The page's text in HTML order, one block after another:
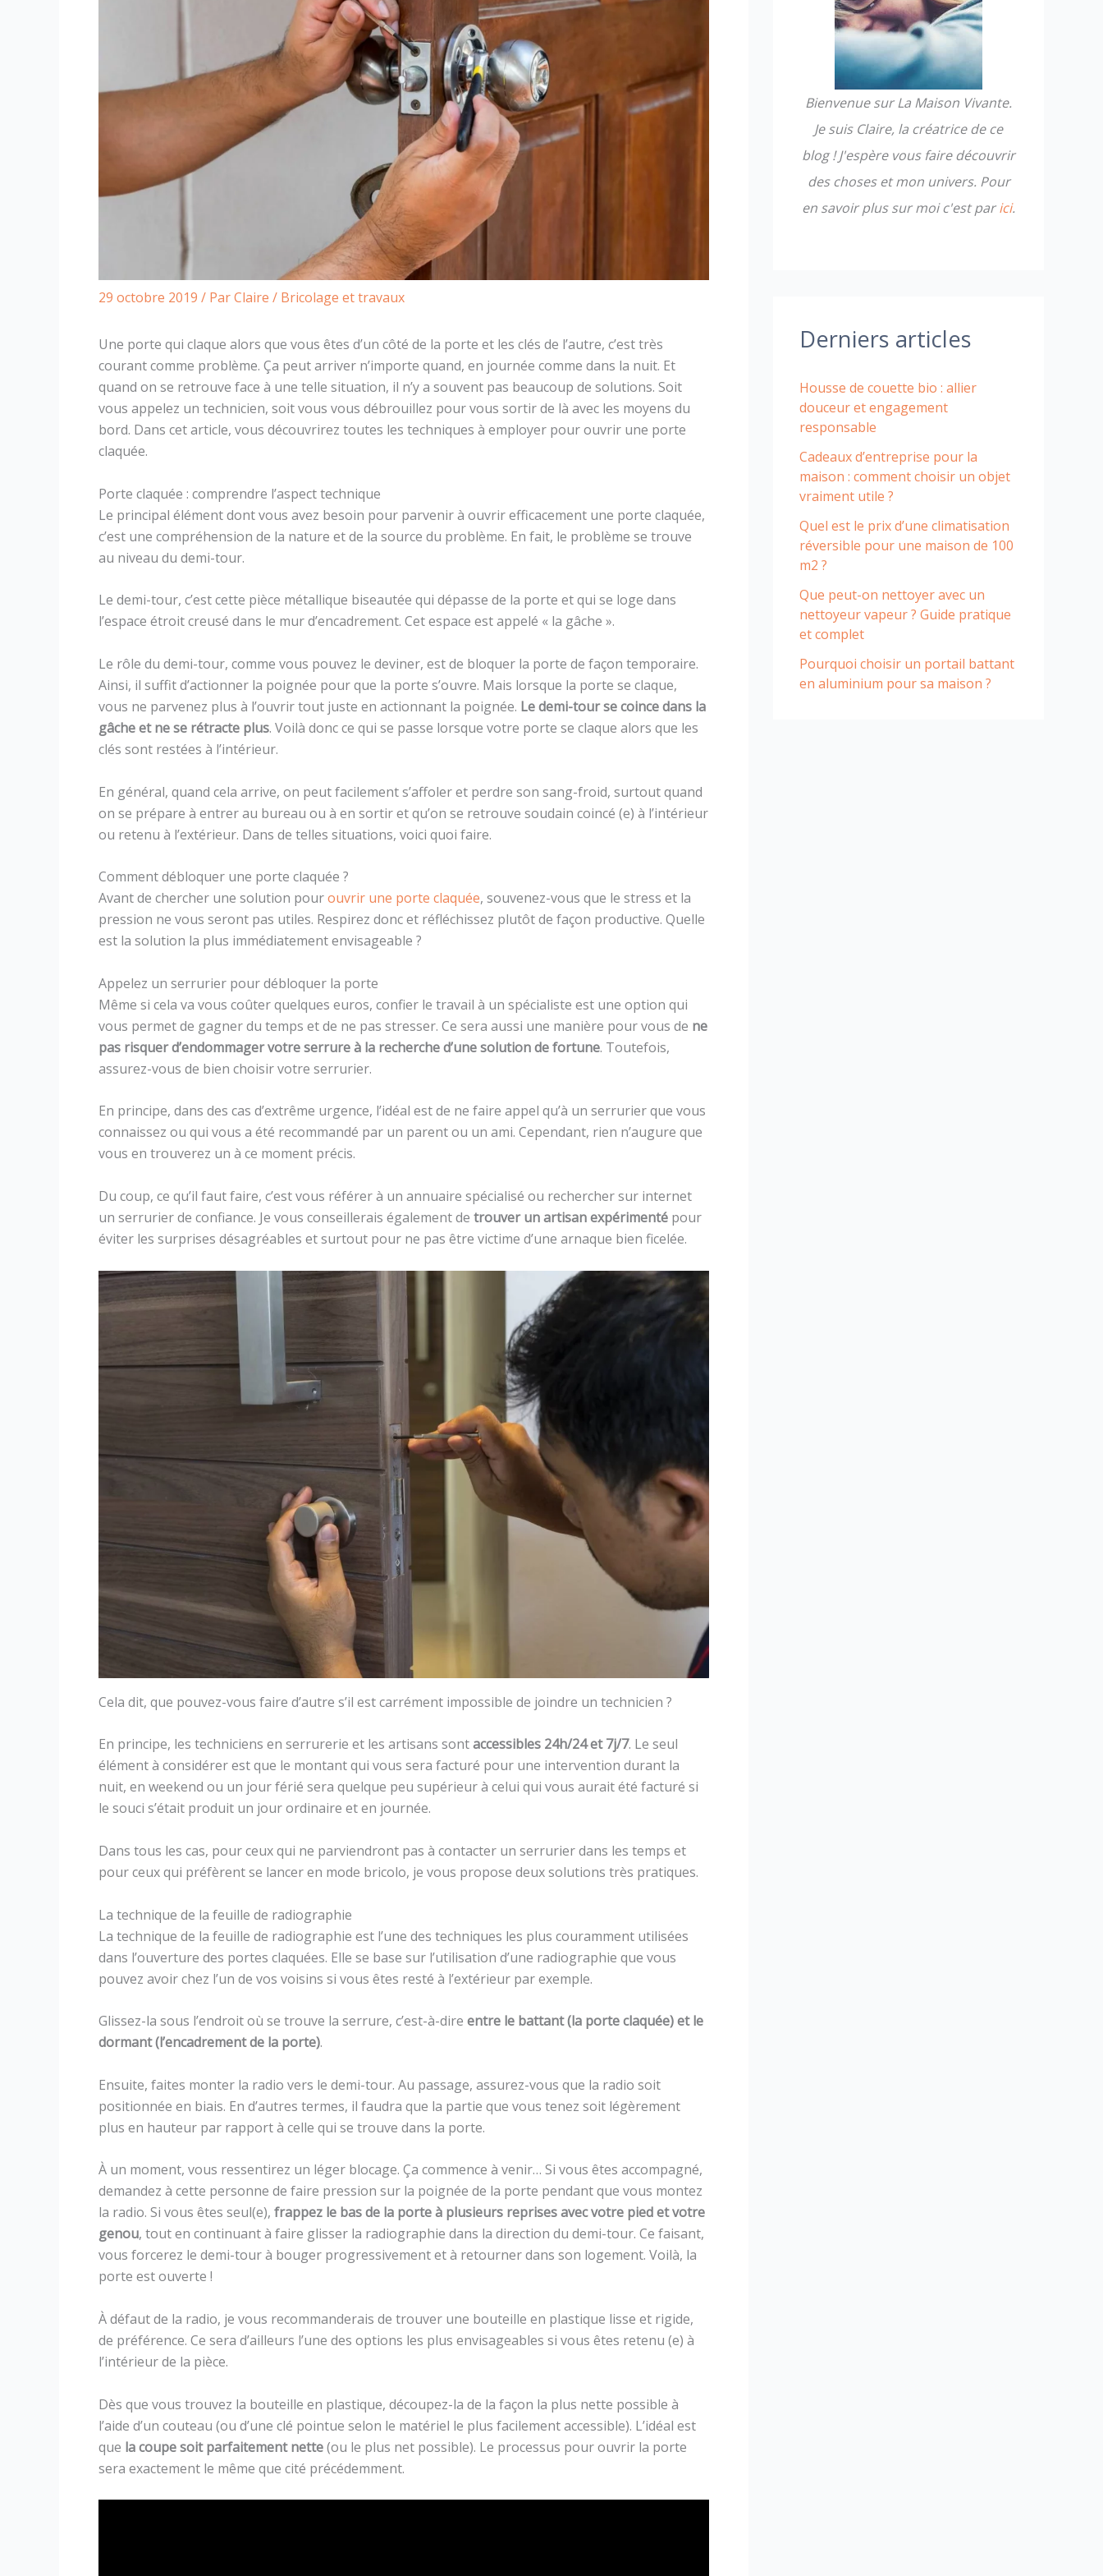
29 octobre 2019 / ParClaire / Bricolage et travaux
Une porte qui claque alors que vous êtes d’un côté de la porte et les clés de l’autre, c’est très
courant comme problème. Ça peut arriver n’importe quand, en journée comme dans la nuit. Et
quand on se retrouve face à une telle situation, il n’y a souvent pas beaucoup de solutions. Soit
vous appelez un technicien, soit vous vous débrouillez pour vous sortir de là avec les moyens du
bord. Dans cet article, vous découvrirez toutes les techniques à employer pour ouvrir une porte
claquée.
Porte claquée : comprendre l’aspect technique
Le principal élément dont vous avez besoin pour parvenir à ouvrir efficacement une porte claquée,
c’est une compréhension de la nature et de la source du problème. En fait, le problème se trouve
au niveau du demi-tour.
Le demi-tour, c’est cette pièce métallique biseautée qui dépasse de la porte et qui se loge dans
l’espace étroit creusé dans le mur d’encadrement. Cet espace est appelé « la gâche ».
Le rôle du demi-tour, comme vous pouvez le deviner, est de bloquer la porte de façon temporaire.
Ainsi, il suffit d’actionner la poignée pour que la porte s’ouvre. Mais lorsque la porte se claque,
vous ne parvenez plus à l’ouvrir tout juste en actionnant la poignée. Le demi-tour se coince dans la
gâche et ne se rétracte plus. Voilà donc ce qui se passe lorsque votre porte se claque alors que les
clés sont restées à l’intérieur.
En général, quand cela arrive, on peut facilement s’affoler et perdre son sang-froid, surtout quand
on se prépare à entrer au bureau ou à en sortir et qu’on se retrouve soudain coincé (e) à l’intérieur
ou retenu à l’extérieur. Dans de telles situations, voici quoi faire.
Comment débloquer une porte claquée ?
Avant de chercher une solution pourouvrir une porte claquée, souvenez-vous que le stress et la
pression ne vous seront pas utiles. Respirez donc et réfléchissez plutôt de façon productive. Quelle
est la solution la plus immédiatement envisageable ?
Appelez un serrurier pour débloquer la porte
Même si cela va vous coûter quelques euros, confier le travail à un spécialiste est une option qui
vous permet de gagner du temps et de ne pas stresser. Ce sera aussi une manière pour vous de ne
pas risquer d’endommager votre serrure à la recherche d’une solution de fortune. Toutefois,
assurez-vous de bien choisir votre serrurier.
En principe, dans des cas d’extrême urgence, l’idéal est de ne faire appel qu’à un serrurier que vous
connaissez ou qui vous a été recommandé par un parent ou un ami. Cependant, rien n’augure que
vous en trouverez un à ce moment précis.
Du coup, ce qu’il faut faire, c’est vous référer à un annuaire spécialisé ou rechercher sur internet
un serrurier de confiance. Je vous conseillerais également de trouver un artisan expérimenté pour
éviter les surprises désagréables et surtout pour ne pas être victime d’une arnaque bien ficelée.
Cela dit, que pouvez-vous faire d’autre s’il est carrément impossible de joindre un technicien ?
En principe, les techniciens en serrurerie et les artisans sontaccessibles 24h/24 et 7j/7. Le seul
élément à considérer est que le montant qui vous sera facturé pour une intervention durant la
nuit, en weekend ou un jour férié sera quelque peu supérieur à celui qui vous aurait été facturé si
le souci s’était produit un jour ordinaire et en journée.
Dans tous les cas, pour ceux qui ne parviendront pas à contacter un serrurier dans les temps et
pour ceux qui préfèrent se lancer en mode bricolo, je vous propose deux solutions très pratiques.
La technique de la feuille de radiographie
La technique de la feuille de radiographie est l’une des techniques les plus couramment utilisées
dans l’ouverture des portes claquées. Elle se base sur l’utilisation d’une radiographie que vous
pouvez avoir chez l’un de vos voisins si vous êtes resté à l’extérieur par exemple.
Glissez-la sous l’endroit où se trouve la serrure, c’est-à-dire entre le battant (la porte claquée) et le
dormant (l’encadrement de la porte).
Ensuite, faites monter la radio vers le demi-tour. Au passage, assurez-vous que la radio soit
positionnée en biais. En d’autres termes, il faudra que la partie que vous tenez soit légèrement
plus en hauteur par rapport à celle qui se trouve dans la porte.
À un moment, vous ressentirez un léger blocage. Ça commence à venir… Si vous êtes accompagné,
demandez à cette personne de faire pression sur la poignée de la porte pendant que vous montez
la radio. Si vous êtes seul(e), frappez le bas de la porte à plusieurs reprises avec votre pied et votre
genou, tout en continuant à faire glisser la radiographie dans la direction du demi-tour. Ce faisant,
vous forcerez le demi-tour à bouger progressivement et à retourner dans son logement. Voilà, la
porte est ouverte !
À défaut de la radio, je vous recommanderais de trouver une bouteille en plastique lisse et rigide,
de préférence. Ce sera d’ailleurs l’une des options les plus envisageables si vous êtes retenu (e) à
l’intérieur de la pièce.
Dès que vous trouvez la bouteille en plastique, découpez-la de la façon la plus nette possible à
l’aide d’un couteau (ou d’une clé pointue selon le matériel le plus facilement accessible). L’idéal est
que la coupe soit parfaitement nette(ou le plus net possible). Le processus pour ouvrir la porte
sera exactement le même que cité précédemment.
Bienvenue sur La Maison Vivante.
Je suis Claire, la créatrice de ce
blog ! J'espère vous faire découvrir
des choses et mon univers. Pour
en savoir plus sur moi c'est parici.
Derniers articles
Housse de couette bio : allier
douceur et engagement
responsable
Cadeaux d’entreprise pour la
maison : comment choisir un objet
vraiment utile ?
Quel est le prix d’une climatisation
réversible pour une maison de 100
m2 ?
Que peut-on nettoyer avec un
nettoyeur vapeur ? Guide pratique
et complet
Pourquoi choisir un portail battant
en aluminium pour sa maison ?